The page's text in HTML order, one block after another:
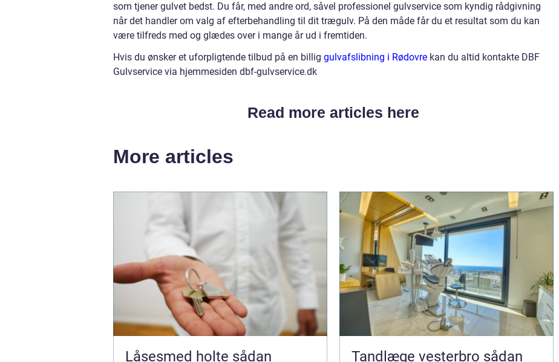
som tjener gulvet bedst. Du får, med andre ord, såvel professionel gulvservice som kyndig rådgivning
når det handler om valg af efterbehandling til dit trægulv. På den måde får du et resultat som du kan
være tilfreds med og glædes over i mange år ud i fremtiden.
Hvis du ønsker et uforpligtende tilbud på en billig gulvafslibning i Rødovre kan du altid kontakte DBF
Gulvservice via hjemmesiden dbf-gulvservice.dk
Read more articles here
More articles
Låsesmed holte sådan
Tandlæge vesterbro sådan